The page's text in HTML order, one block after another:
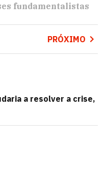
fundamentalistas
PRÓXIMO
a resolver a crise,